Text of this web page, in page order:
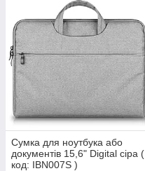
Сумка для ноутбука або
документів 15,6" Digital сіра (
код: IBN007S )